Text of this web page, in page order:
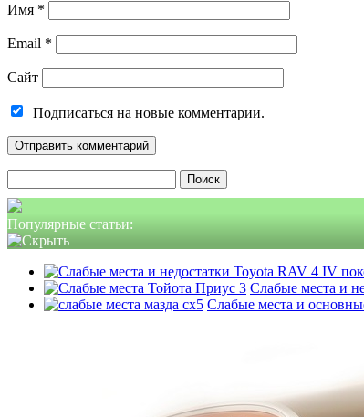
Имя *
Email *
Сайт
Подписаться на новые комментарии.
Популярные статьи:
Слабые места и
Слабые места и